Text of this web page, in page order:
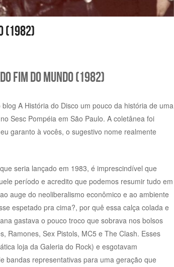
(1982)
Fim do Mundo (1982)
A História do Disco um pouco da história de uma
Sesc Pompéia em São Paulo. A coletânea foi
garanto à vocês, o sugestivo nome realmente
seria lançado em 1983, é imprescindível que
período e acredito que podemos resumir tudo em
auge do neoliberalismo econômico e ao ambiente
espetado pra cima?, por quê essa calça colada e
gastava o pouco troco que sobrava nos bolsos
Ramones, Sex Pistols, MC5 e The Clash. Esses
loja da Galeria do Rock) e esgotavam
bandas representativas para uma geração que